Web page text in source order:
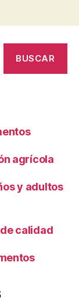
agrícola
y adultos
calidad